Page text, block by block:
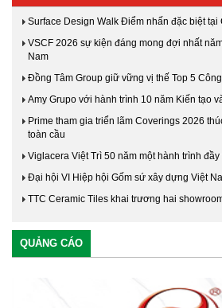
Surface Design Walk Điểm nhấn đặc biệt tại
VSCF 2026 sự kiện đáng mong đợi nhất
Nam
Đồng Tâm Group giữ vững vị thế Top 5
Amy Grupo với hành trình 10 năm Kiến tạo
Prime tham gia triển lãm Coverings 2026
toàn cầu
Viglacera Việt Trì 50 năm một hành trình
Đại hội VI Hiệp hội Gốm sứ xây dựng Việt
TTC Ceramic Tiles khai trương hai
QUẢNG CÁO